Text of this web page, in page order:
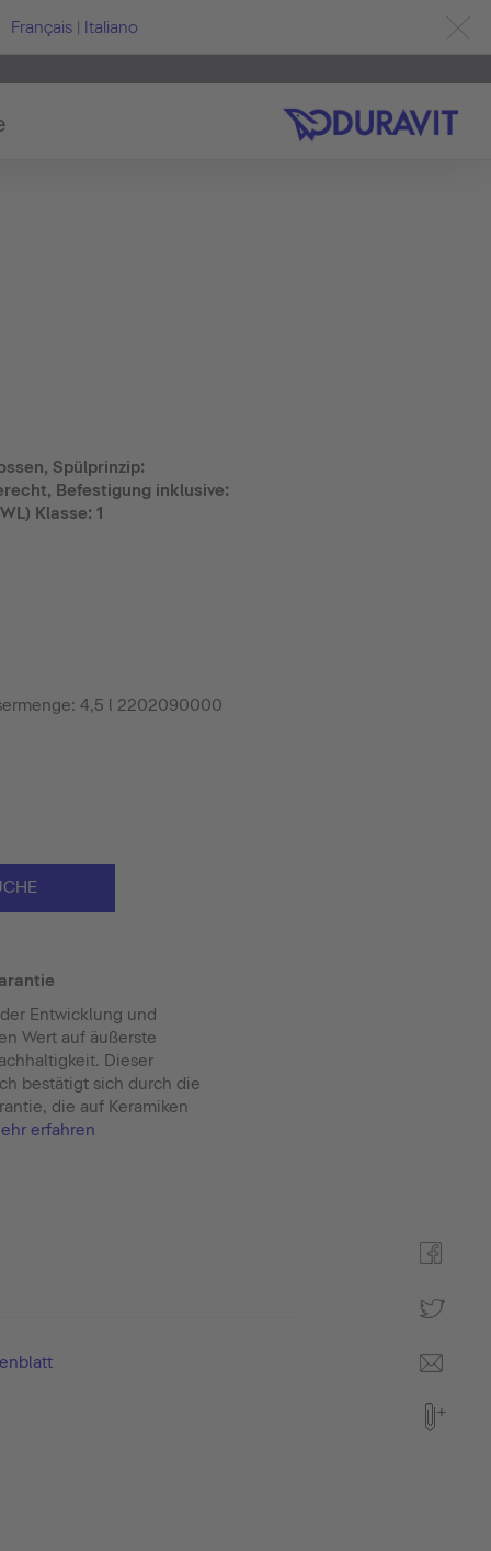
Français | Italiano
Spülprinzip:
Befestigung inklusive:
Klasse: 1
4,5 l 2202090000
Entwicklung und
Wert auf äußerste
Dieser
bestätigt sich durch die
die auf Keramiken
erfahren